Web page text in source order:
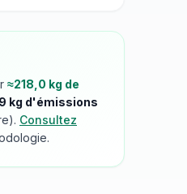
≈218,0 kg de
kg d'émissions
Consultez